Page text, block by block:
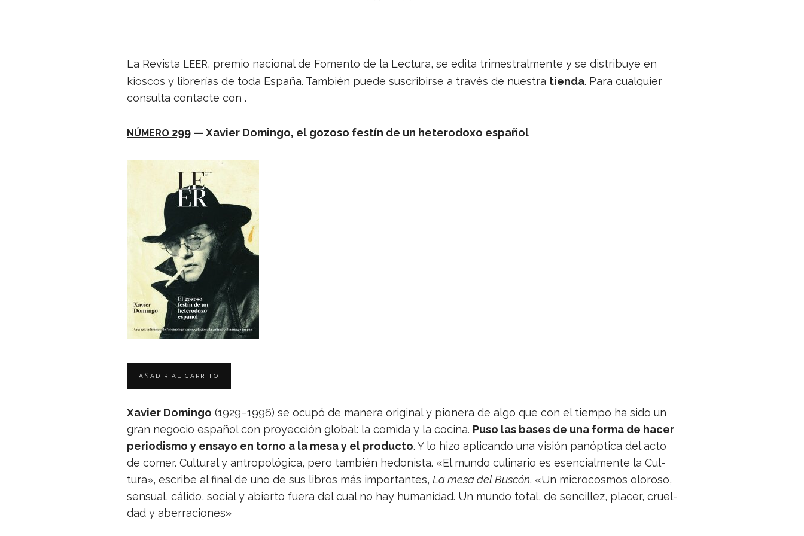
La Revista LEER, pre­mio nacio­nal de Fomento de la Lec­tura, se edita tri­mes­tral­mente y se dis­tri­buye en
kios­cos y libre­rías de toda España. Tam­bién puede sus­cri­birse a tra­vés de nues­tra tienda. Para cual­quier
con­sulta con­tacte con .
NÚMERO 299 — Xavier Domingo, el gozoso fes­tín de un hete­ro­doxo espa­ñol
Xavier Domingo (1929–1996) se ocupó de manera ori­gi­nal y pio­nera de algo que con el tiempo ha sido un
gran nego­cio espa­ñol con pro­yec­ción glo­bal: la comida y la cocina. Puso las bases de una forma de hacer
perio­dismo y ensayo en torno a la mesa y el pro­ducto. Y lo hizo apli­cando una visión pan­óp­tica del acto
de comer. Cul­tu­ral y antro­po­ló­gica, pero tam­bién hedo­nista. «El mundo culi­na­rio es esen­cial­mente la Cul­
tura», escribe al final de uno de sus libros más impor­tan­tes, La mesa del Bus­cón. «Un micro­cos­mos olo­roso,
sen­sual, cálido, social y abierto fuera del cual no hay huma­ni­dad. Un mundo total, de sen­ci­llez, pla­cer, cruel­
dad y aberraciones»